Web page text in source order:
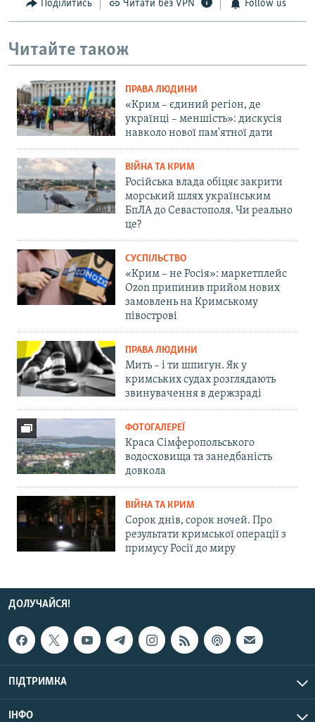
Поділитись Читати без VPN Follow us
Читайте також
ПРАВА ЛЮДИНИ
«Крим – єдиний регіон, де
українці – меншість»: дискусія
навколо нової пам'ятної дати
ВІЙНА ТА КРИМ
Російська влада обіцяє закрити
морський шлях українським
БпЛА до Севастополя. Чи реально
це?
СУСПІЛЬСТВО
«Крим – не Росія»: маркетплейс
Ozon припинив прийом нових
замовлень на Кримському
півострові
ПРАВА ЛЮДИНИ
Мить – і ти шпигун. Як у
кримських судах розглядають
звинувачення в держзраді
ФОТОГАЛЕРЕЇ
Краса Сімферопольського
водосховища та занедбаність
довкола
ВІЙНА ТА КРИМ
Сорок днів, сорок ночей. Про
результати кримської операції з
примусу Росії до миру
ДОЛУЧАЙСЯ!
ПІДТРИМКА
ІНФО